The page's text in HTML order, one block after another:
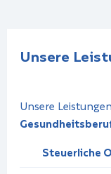
Unsere
Unsere
Steuerliche